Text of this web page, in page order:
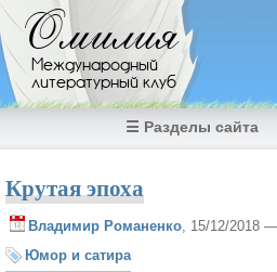
Перейти к основному содержанию
Омилия
Международный
литературный клуб
☰ Разделы сайта
Крутая эпоха
Владимир Романенко , 15/12/2018
Юмор и сатира